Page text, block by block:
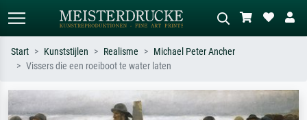
Zoek op kunstenaar, titel of stijl – bijv.
Monet, Sterrennacht, impressionisme,
Beschrijf de scène – bijv. groene
weide, abstract met veel rood, donker
Start Kunststijlen Realisme
Michael Peter Ancher
Vissers die een roeiboot te water laten